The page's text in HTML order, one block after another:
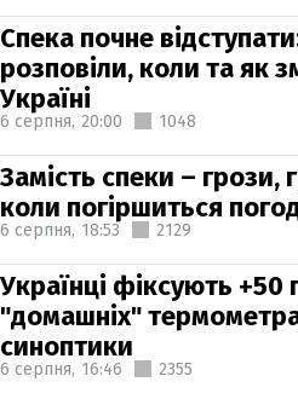
Спека почне
розповіли, коли та як
Україні
6 серпня, 20:00 1048
Замість спеки – грози,
коли погіршиться
6 серпня, 18:53 2129
Українці фіксують +50
"домашніх"
синоптики
6 серпня, 16:46 2355